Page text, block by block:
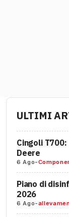
ULTIMI
Cingoli
Deere
6 Ago-
Piano di
2026
6 Ago-